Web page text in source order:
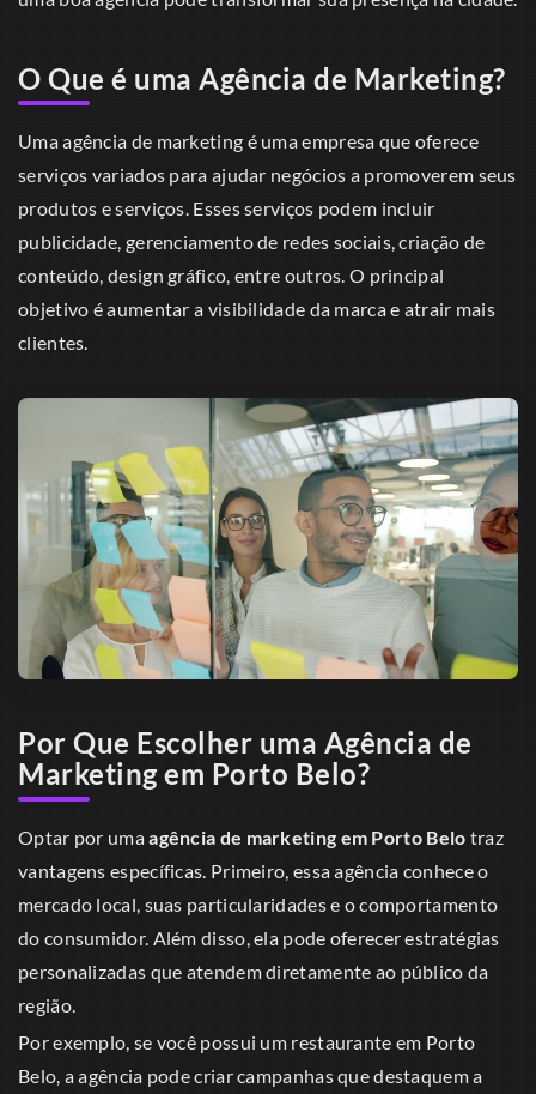
O Que é uma Agência de Marketing?
Uma agência de marketing é uma empresa que oferece
serviços variados para ajudar negócios a promoverem seus
produtos e serviços. Esses serviços podem incluir
publicidade, gerenciamento de redes sociais, criação de
conteúdo, design gráfico, entre outros. O principal
objetivo é aumentar a visibilidade da marca e atrair mais
clientes.
Por Que Escolher uma Agência de
Marketing em Porto Belo?
Optar por umaagência de marketing em Porto Belo traz
vantagens específicas. Primeiro, essa agência conhece o
mercado local, suas particularidades e o comportamento
do consumidor. Além disso, ela pode oferecer estratégias
personalizadas que atendem diretamente ao público da
região.
Por exemplo, se você possui um restaurante em Porto
Belo, a agência pode criar campanhas que destaquem a